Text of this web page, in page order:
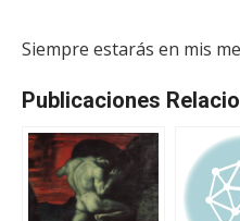
Siempre estarás en mis
Publicaciones